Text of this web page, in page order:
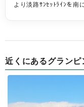
より淡路ｻﾝｾｯﾄﾗｲﾝを南
近くにあるグランピ